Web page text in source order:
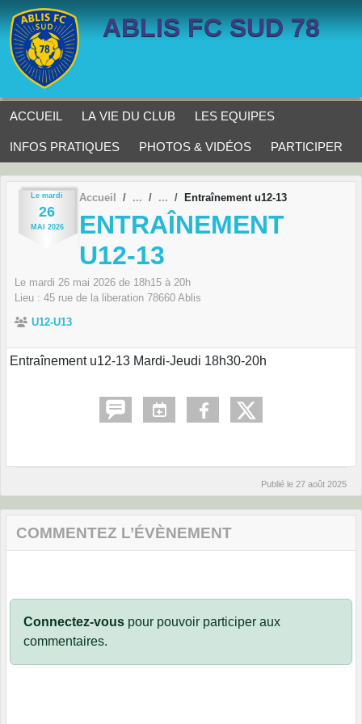
ABLIS FC SUD 78
ACCUEIL LA VIE DU CLUB LES EQUIPES
INFOS PRATIQUES PHOTOS & VIDÉOS PARTICIPER
Le mardi
26
MAI 2026
Accueil Entraînement u12-13
ENTRAÎNEMENT
U12-13
Le mardi 26 mai 2026 de 18h15 à 20h
Lieu : 45 rue de la liberation 78660 Ablis
U12-U13
Entraînement u12-13 Mardi-Jeudi 18h30-20h
Publié le 27 août 2025
COMMENTEZ L’ÉVÈNEMENT
Connectez-vous pour pouvoir participer aux
commentaires.
Panneau de gestion des cookies